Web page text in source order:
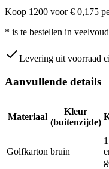
Koop 1200 voor € 0,175
* is te bestellen in
Levering uit voorraad
Aanvullende details
Materiaal
Kleur
(buitenzijde)
Golfkarton bruin